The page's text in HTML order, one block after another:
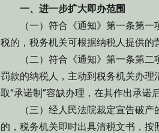
一、进一步扩大即办范围
（一）符合《通知》第一条第一
税的，税务机关可根据纳税人提供的
（二）符合《通知》第一条第二
罚款的纳税人，主动到税务机关办
取“承诺制”容缺办理，在其作出承诺
（三）经人民法院裁定宣告破产
的，税务机关即时出具清税文书，按